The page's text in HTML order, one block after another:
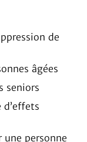
de
âgées
seniors
personne